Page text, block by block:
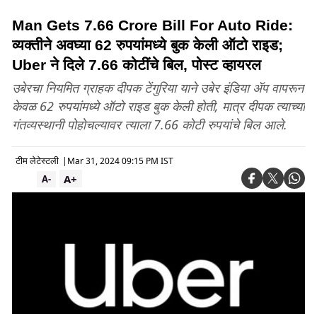
Man Gets 7.66 Crore Bill For Auto Ride:
व्यक्तीने अवघ्या 62 रुपयांमध्ये बुक केली ऑटो राइड;
Uber ने दिले 7.66 कोटींचे बिल, पोस्ट व्हायरल
उबेरचा नियमित ग्राहक दीपक टेंगुरिया याने उबेर इंडिया ॲप वापरून
केवळ 62 रुपयांमध्ये ऑटो राइड बुक केली होती, मात्र दीपक त्याच्या
गंतव्यस्थानी पोहोचल्यावर त्याला 7.66 कोटी रुपयांचे बिल आले.
टीम लेटेस्टली | Mar 31, 2024 09:15 PM IST
A+
A-